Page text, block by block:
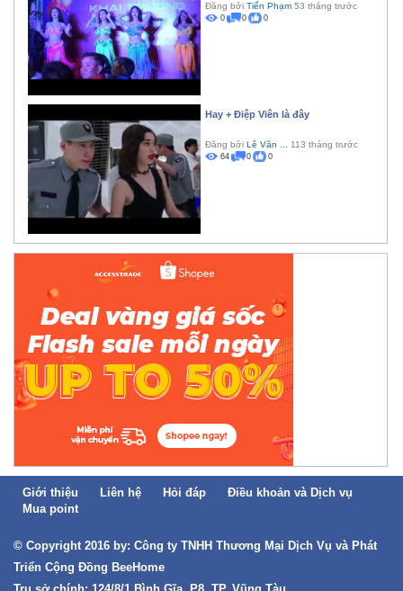
Đăng bởi Tiến Phạm 53 tháng trước
0 0 0
Hay + Điệp Viên là đây
Đăng bởi Lê Văn ... 113 tháng trước
64 0 0
Giới thiệu Liên hệ Hỏi đáp
Điều khoản và Dịch vụ
Mua point
© Copyright 2016 by: Công ty TNHH Thương Mại Dịch Vụ và Phát
Triển Cộng Đồng BeeHome